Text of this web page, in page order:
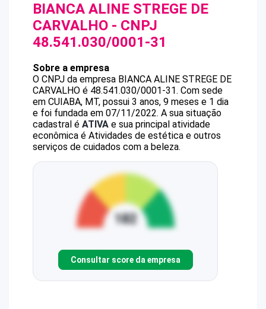
BIANCA ALINE STREGE DE
CARVALHO - CNPJ
48.541.030/0001-31
Sobre a empresa
O CNPJ da empresa BIANCA ALINE STREGE DE
CARVALHO é 48.541.030/0001-31. Com sede
em CUIABA, MT, possui 3 anos, 9 meses e 1 dia
e foi fundada em 07/11/2022. A sua situação
cadastral é ATIVA e sua principal atividade
econômica é Atividades de estética e outros
serviços de cuidados com a beleza.
Consultar score da empresa